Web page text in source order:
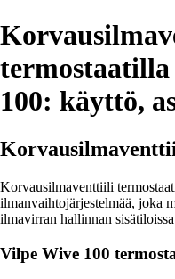
100: käyttö,
Korvausilmaventtiili
ilmanvaihtojärjestelmää, joka
ilmavirran hallinnan
Vilpe Wive 100